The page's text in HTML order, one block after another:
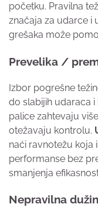
početku. Pravilna
značaja za udarce i
grešaka može
Prevelika /
Izbor pogrešne
do slabijih udaraca
palice zahtevaju
otežavaju kontrolu.
naći ravnotežu
performanse bez
smanjenja
Nepravilna